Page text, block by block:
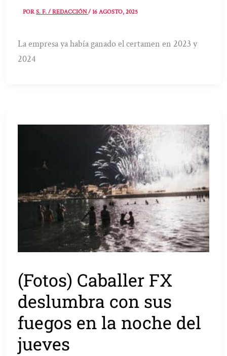
PORS. F. / REDACCIÓN/16 AGOSTO, 2025
La empresa ya había ganado el certamen en 2023 y
2024
(Fotos) Caballer FX
deslumbra con sus
fuegos en la noche del
jueves